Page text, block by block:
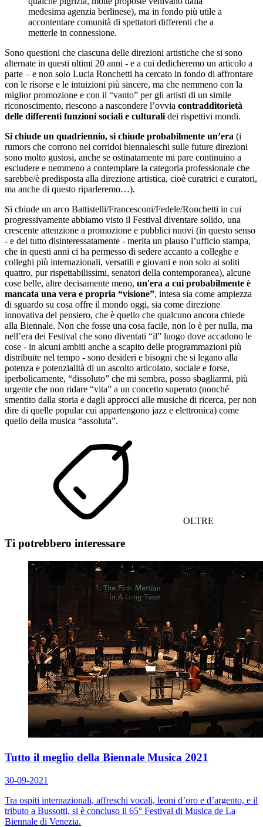
medesima agenzia berlinese), ma in fondo più utile a
accontentare comunità di spettatori differenti che a
metterle in connessione.
Sono questioni che ciascuna delle direzioni artistiche che si sono
alternate in questi ultimi 20 anni - e a cui dedicheremo un articolo a
parte – e non solo Lucia Ronchetti ha cercato in fondo di affrontare
con le risorse e le intuizioni più sincere, ma che nemmeno con la
miglior promozione e con il “vanto” per gli artisti di un simile
riconoscimento, riescono a nascondere l’ovvia contradditorietà
delle differenti funzioni sociali e culturali dei rispettivi mondi.
Si chiude un quadriennio, si chiude probabilmente un’era (i
rumors che corrono nei corridoi biennaleschi sulle future direzioni
sono molto gustosi, anche se ostinatamente mi pare continuino a
escludere e nemmeno a contemplare la categoria professionale che
sarebbe/è predisposta alla direzione artistica, cioè curatrici e curatori,
ma anche di questo riparleremo…).
Si chiude un arco Battistelli/Francesconi/Fedele/Ronchetti in cui
progressivamente abbiamo visto il Festival diventare solido, una
crescente attenzione a promozione e pubblici nuovi (in questo senso
- e del tutto disinteressatamente - merita un plauso l’ufficio stampa,
che in questi anni ci ha permesso di sedere accanto a colleghe e
colleghi più internazionali, versatili e giovani e non solo ai soliti
quattro, pur rispettabilissimi, senatori della contemporanea), alcune
cose belle, altre decisamente meno, un'era a cui probabilmente è
mancata una vera e propria “visione”, intesa sia come ampiezza
di sguardo su cosa offre il mondo oggi, sia come direzione
innovativa del pensiero, che è quello che qualcuno ancora chiede
alla Biennale. Non che fosse una cosa facile, non lo è per nulla, ma
nell’era dei Festival che sono diventati “il” luogo dove accadono le
cose - in alcuni ambiti anche a scapito delle programmazioni più
distribuite nel tempo - sono desideri e bisogni che si legano alla
potenza e potenzialità di un ascolto articolato, sociale e forse,
iperbolicamente, “dissoluto” che mi sembra, posso sbagliarmi, più
urgente che non ridare “vita” a un concetto superato (nonché
smentito dalla storia e dagli approcci alle musiche di ricerca, per non
dire di quelle popular cui appartengono jazz e elettronica) come
quello della musica “assoluta”.
OLTRE
Ti potrebbero interessare
Tutto il meglio della Biennale Musica 2021
30-09-2021
Tra ospiti internazionali, affreschi vocali, leoni d’oro e d’argento, e il
tributo a Bussotti, si è concluso il 65° Festival di Musica de La
Biennale di Venezia.